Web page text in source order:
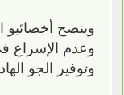
وينصح أخصائيو
وعدم الإسراع
وتوفير الجو